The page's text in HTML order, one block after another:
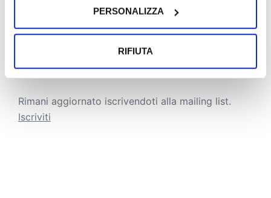
PERSONALIZZA
RIFIUTA
Newsletter list
Rimani aggiornato iscrivendoti alla mailing list.
Iscriviti